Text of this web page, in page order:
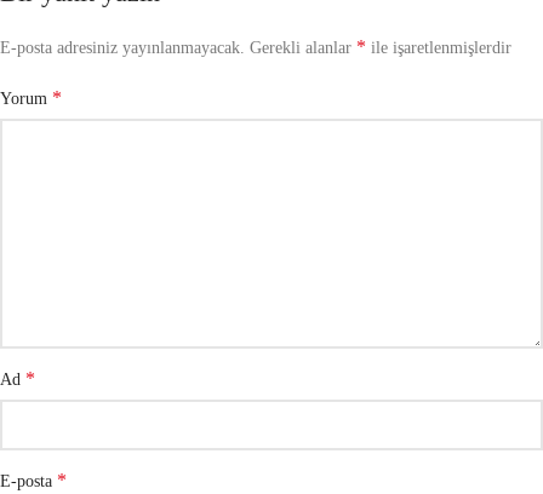
E-posta adresiniz yayınlanmayacak. Gerekli alanlar * ile işaretlenmişlerdir
Yorum *
Ad *
E-posta *